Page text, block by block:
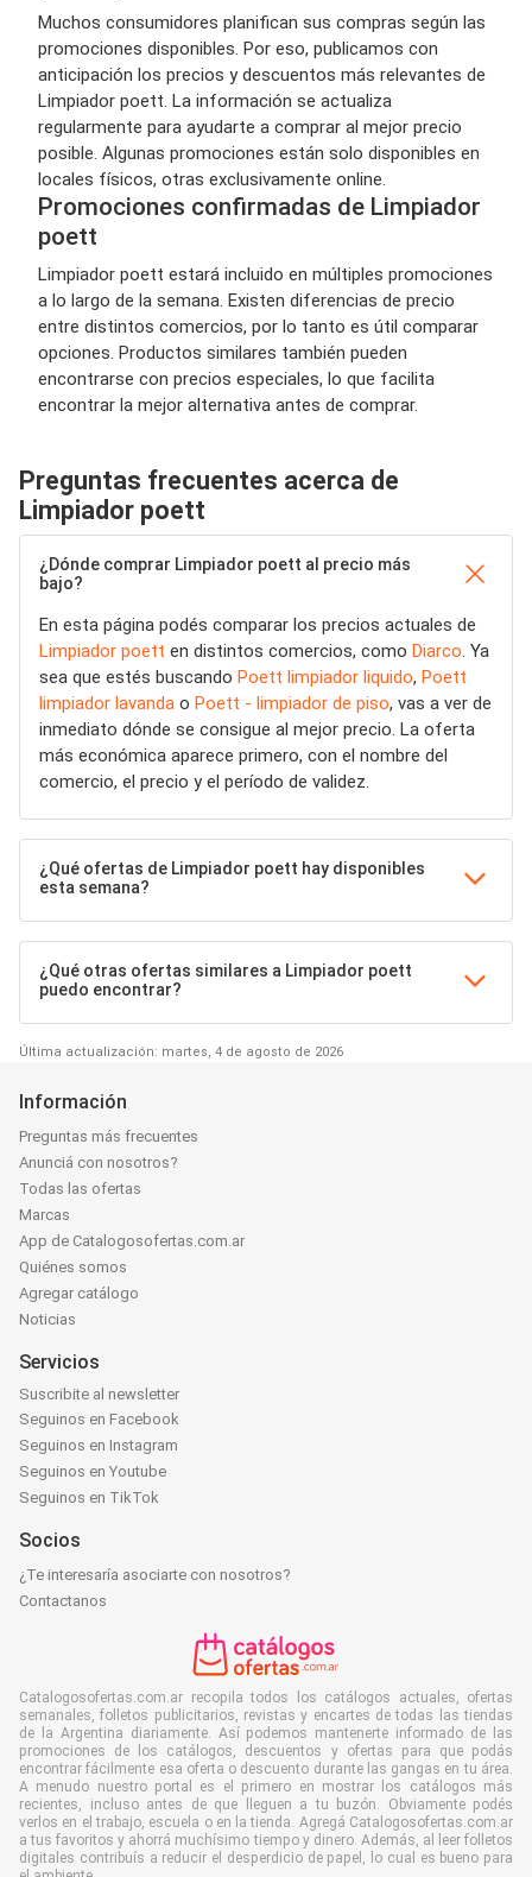
Muchos consumidores planifican sus compras según las
promociones disponibles. Por eso, publicamos con
anticipación los precios y descuentos más relevantes de
Limpiador poett. La información se actualiza
regularmente para ayudarte a comprar al mejor precio
posible. Algunas promociones están solo disponibles en
locales físicos, otras exclusivamente online.
Promociones confirmadas de Limpiador
poett
Limpiador poett estará incluido en múltiples promociones
a lo largo de la semana. Existen diferencias de precio
entre distintos comercios, por lo tanto es útil comparar
opciones. Productos similares también pueden
encontrarse con precios especiales, lo que facilita
encontrar la mejor alternativa antes de comprar.
Preguntas frecuentes acerca de
Limpiador poett
¿Dónde comprar Limpiador poett al precio más
bajo?
En esta página podés comparar los precios actuales de
Limpiador poett en distintos comercios, como Diarco . Ya
sea que estés buscando Poett limpiador liquido, Poett
limpiador lavanda o Poett - limpiador de piso, vas a ver de
inmediato dónde se consigue al mejor precio. La oferta
más económica aparece primero, con el nombre del
comercio, el precio y el período de validez.
¿Qué ofertas de Limpiador poett hay disponibles
esta semana?
¿Qué otras ofertas similares a Limpiador poett
puedo encontrar?
Última actualización: martes, 4 de agosto de 2026
Información
Preguntas más frecuentes
Anunciá con nosotros?
Todas las ofertas
Marcas
App de Catalogosofertas.com.ar
Quiénes somos
Agregar catálogo
Noticias
Servicios
Suscribite al newsletter
Seguinos en Facebook
Seguinos en Instagram
Seguinos en Youtube
Seguinos en TikTok
Socios
¿Te interesaría asociarte con nosotros?
Contactanos
Catalogosofertas.com.ar recopila todos los catálogos actuales, ofertas
semanales, folletos publicitarios, revistas y encartes de todas las tiendas
de la Argentina diariamente. Así podemos mantenerte informado de las
promociones de los catálogos, descuentos y ofertas para que podás
encontrar fácilmente esa oferta o descuento durante las gangas en tu área.
A menudo nuestro portal es el primero en mostrar los catálogos más
recientes, incluso antes de que lleguen a tu buzón. Obviamente podés
verlos en el trabajo, escuela o en la tienda. Agregá Catalogosofertas.com.ar
a tus favoritos y ahorrá muchísimo tiempo y dinero. Además, al leer folletos
digitales contribuís a reducir el desperdicio de papel, lo cual es bueno para